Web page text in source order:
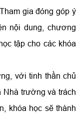
gia đóng góp ý
nội dung, chương
tập cho các khóa
với tinh thần chủ
Nhà trường và trách
khóa học sẽ thành